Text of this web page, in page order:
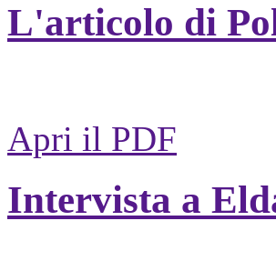
L'articolo di
Apri il PDF
Intervista a